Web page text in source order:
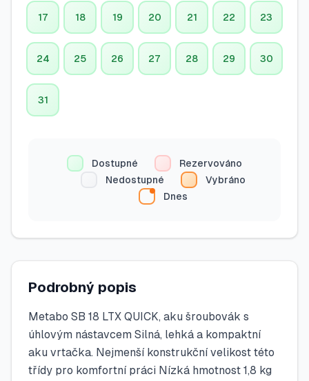
17 18 19 20 21 22 23
24 25 26 27 28 29 30
31
Dostupné
Rezervováno
Nedostupné
Vybráno
Dnes
Podrobný popis
Metabo SB 18 LTX QUICK, aku šroubovák s
úhlovým nástavcem Silná, lehká a kompaktní
aku vrtačka. Nejmenší konstrukční velikost této
třídy pro komfortní práci Nízká hmotnost 1,8 kg